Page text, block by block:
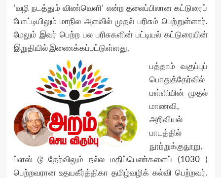
‘வழி நடத்தும் விண்வெளி’ என்ற தலைப்பிலான கட்டுரைப்
போட்டியிலும் மாநில அளவில் முதல் பரிசும் பெற்றுள்ளார்.
மேலும் இவர் பெற்ற பல பரிசுகளின் பட்டியல் கட்டுரையின்
இறுதியில் இணைக்கப்பட்டுள்ளது.
பத்தாம் வகுப்புப்
பொதுத்தேர்வில்
பள்ளியின் முதல்
மாணவி,
அறிவியல்
பாடத்தில்
நூற்றுக்குநூறு,
ப்ளஸ் டூ தேர்விலும் நல்ல மதிப்பெண்களைப் (1030 )
பெற்றவரான உதயகீர்த்திகா தமிழ்வழிக் கல்வி பெற்றவர்.